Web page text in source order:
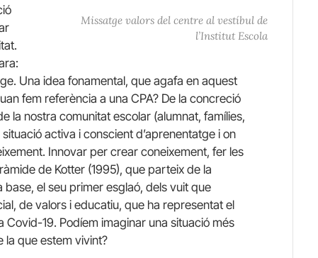
Missatge valors del centre al vestíbul de
l’Institut Escola
Una idea fonamental, que agafa en aquest
fem referència a una CPA? De la concreció
la nostra comunitat escolar (alumnat, famílies,
activa i conscient d’aprenentatge i on
Innovar per crear coneixement, fer les
de Kotter (1995), que parteix de la
el seu primer esglaó, dels vuit que
de valors i educatiu, que ha representat el
19. Podíem imaginar una situació més
la que estem vivint?